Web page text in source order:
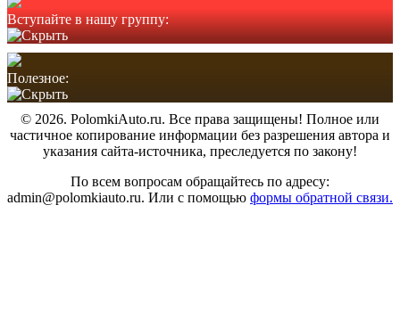
Вступайте в нашу группу:
Полезное:
© 2026. PolomkiAuto.ru. Все права защищены! Полное или
частичное копирование информации без разрешения автора и
указания сайта-источника, преследуется по закону!
По всем вопросам обращайтесь по адресу:
admin@polomkiauto.ru. Или с помощью формы обратной связи.